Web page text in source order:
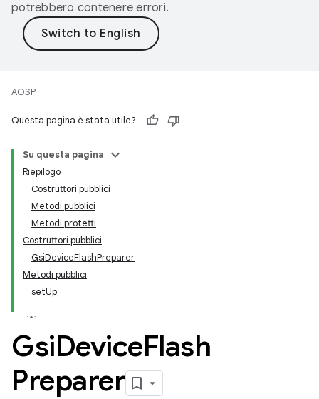
potrebbero contenere errori.
AOSP
Questa pagina è stata utile?
Su questa pagina
Riepilogo
Costruttori pubblici
Metodi pubblici
Metodi protetti
Costruttori pubblici
GsiDeviceFlashPreparer
Metodi pubblici
setUp
GsiDeviceFlash
Preparer